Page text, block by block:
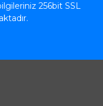
256bit SSL